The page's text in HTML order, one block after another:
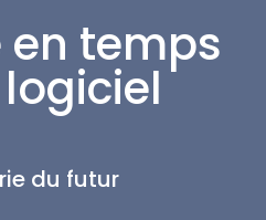
en temps
du futur